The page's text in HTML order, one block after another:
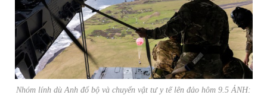
Nhóm lính dù Anh đổ bộ và chuyển vật tư y tế lên đảo hôm 9.5 ẢNH: